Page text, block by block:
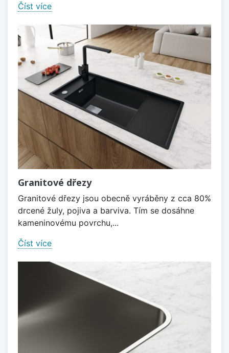
Číst více
Granitové dřezy
Granitové dřezy jsou obecně vyráběny z cca 80%
drcené žuly, pojiva a barviva. Tím se dosáhne
kameninovému povrchu,...
Číst více